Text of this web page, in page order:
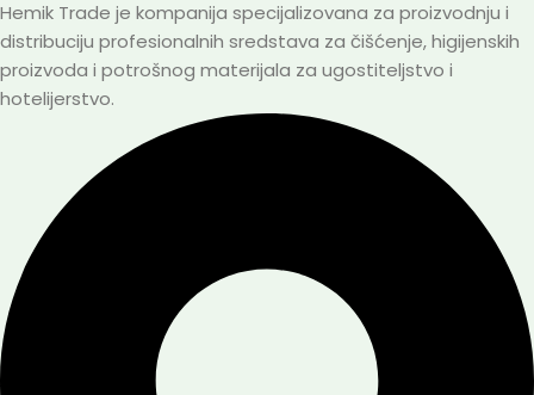
Hemik Trade je kompanija specijalizovana za proizvodnju i
distribuciju profesionalnih sredstava za čišćenje, higijenskih
proizvoda i potrošnog materijala za ugostiteljstvo i
hotelijerstvo.